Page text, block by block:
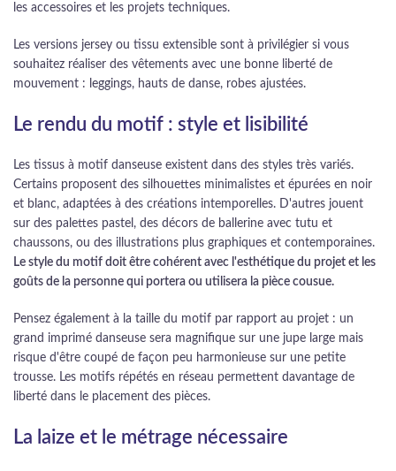
les accessoires et les projets techniques.
Les versions jersey ou tissu extensible sont à privilégier si vous
souhaitez réaliser des vêtements avec une bonne liberté de
mouvement : leggings, hauts de danse, robes ajustées.
Le rendu du motif : style et lisibilité
Les tissus à motif danseuse existent dans des styles très variés.
Certains proposent des silhouettes minimalistes et épurées en noir
et blanc, adaptées à des créations intemporelles. D'autres jouent
sur des palettes pastel, des décors de ballerine avec tutu et
chaussons, ou des illustrations plus graphiques et contemporaines.
Le style du motif doit être cohérent avec l'esthétique du projet et les
goûts de la personne qui portera ou utilisera la pièce cousue.
Pensez également à la taille du motif par rapport au projet : un
grand imprimé danseuse sera magnifique sur une jupe large mais
risque d'être coupé de façon peu harmonieuse sur une petite
trousse. Les motifs répétés en réseau permettent davantage de
liberté dans le placement des pièces.
La laize et le métrage nécessaire